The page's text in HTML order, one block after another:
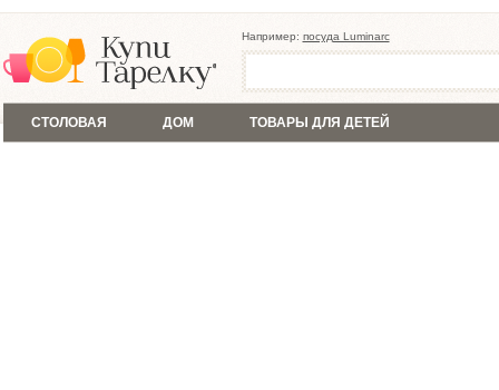
Например: посуда Luminarc
СТОЛОВАЯ ДОМ ТОВАРЫ ДЛЯ ДЕТЕЙ